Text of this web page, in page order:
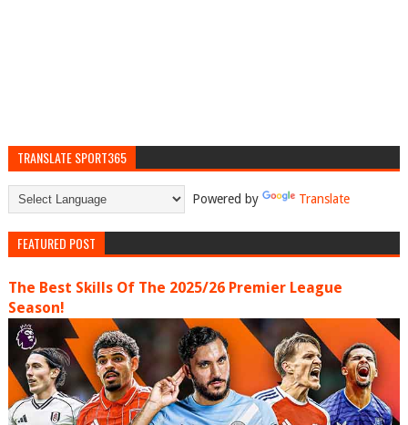
TRANSLATE SPORT365
Powered by Translate
FEATURED POST
The Best Skills Of The 2025/26 Premier League
Season!